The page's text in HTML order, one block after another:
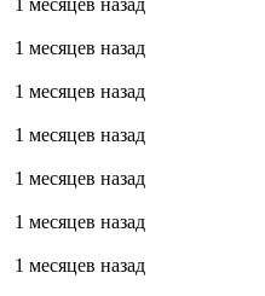
1 месяцев назад
1 месяцев назад
1 месяцев назад
1 месяцев назад
1 месяцев назад
1 месяцев назад
1 месяцев назад